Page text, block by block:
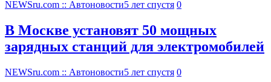
NEWSru.com :: Автоновости5 лет спустя 0
В Москве установят 50 мощных
зарядных станций для электромобилей
NEWSru.com :: Автоновости5 лет спустя 0